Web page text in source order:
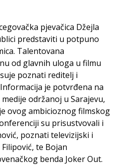
pjevačica Džejla
predstaviti u potpuno
Talentovana
od glavnih uloga u filmu
poznati reditelj i
je potvrđena na
održanoj u Sarajevu,
ovog ambicioznog filmskog
su prisustvovali i
poznati televizijski i
te Bojan
benda Joker Out.